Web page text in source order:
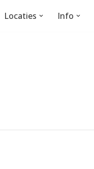
Locaties Info